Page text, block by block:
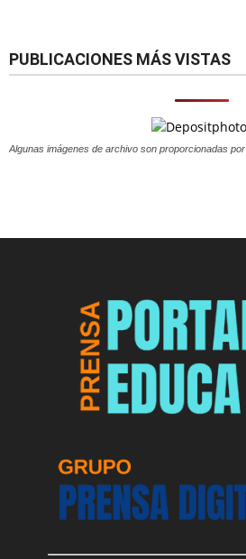
PUBLICACIONES MÁS VISTAS
Algunas imágenes de archivo son proporcionadas por